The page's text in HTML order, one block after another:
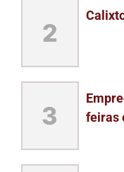
2
3
feiras